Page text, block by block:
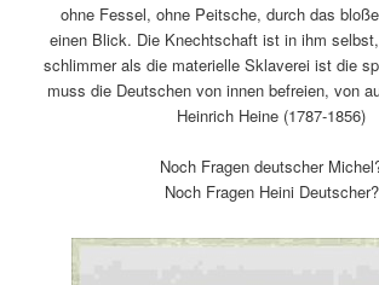
ohne Fessel, ohne Peitsche, durch das
einen Blick. Die Knechtschaft ist in ihm
schlimmer als die materielle Sklaverei ist die
muss die Deutschen von innen befreien, von
Heinrich Heine (1787-1856)
Noch Fragen deutscher
Noch Fragen Heini Deutscher?